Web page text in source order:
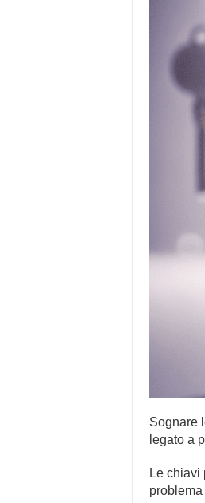
Sognare
legato a
Le chiavi